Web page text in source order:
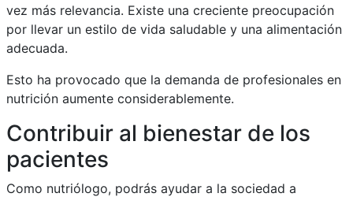
vez más relevancia. Existe una creciente preocupación
por llevar un estilo de vida saludable y una alimentación
adecuada.
Esto ha provocado que la demanda de profesionales en
nutrición aumente considerablemente.
Contribuir al bienestar de los
pacientes
Como nutriólogo, podrás ayudar a la sociedad a